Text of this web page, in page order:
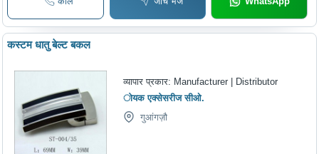
कस्टम धातु बेल्ट बकल
व्यापार प्रकार: Manufacturer | Distributor
ोयक एक्सेसरीज सीओ.
गुआंगज़ौ